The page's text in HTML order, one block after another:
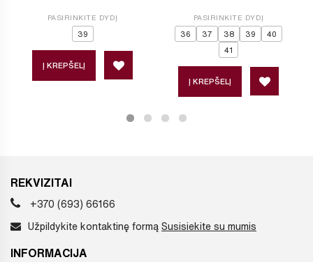
PASIRINKITE DYDĮ
39
Į KREPŠELĮ
PASIRINKITE DYDĮ
36 37 38 39 40
41
Į KREPŠELĮ
REKVIZITAI
+370 (693) 66166
Užpildykite kontaktinę formą Susisiekite su mumis
INFORMACIJA